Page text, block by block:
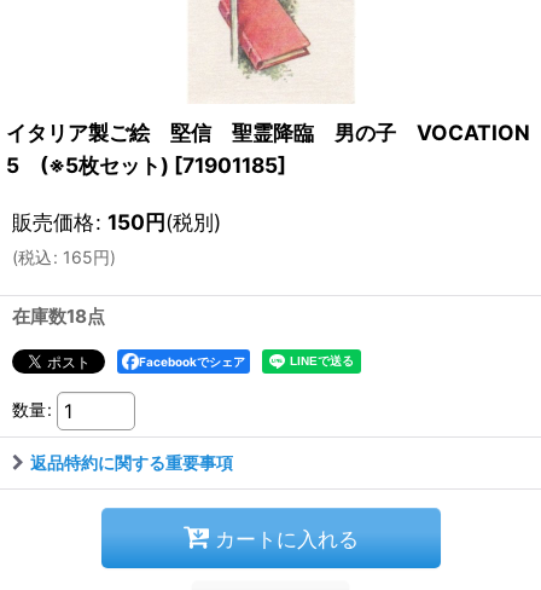
イタリア製ご絵 堅信 聖霊降臨 男の子 VOCATION
5 (※5枚セット) [71901185]
販売価格: 150円(税別)
(税込: 165円)
在庫数18点
Facebookでシェア
数量:
返品特約に関する重要事項
カートに入れる